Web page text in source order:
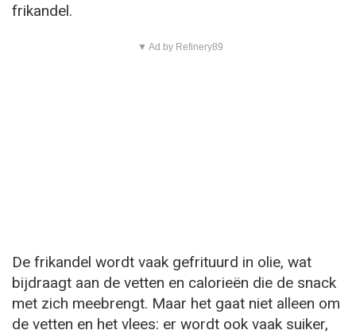
frikandel.
▼ Ad by Refinery89
De frikandel wordt vaak gefrituurd in olie, wat
bijdraagt aan de vetten en calorieën die de snack
met zich meebrengt. Maar het gaat niet alleen om
de vetten en het vlees: er wordt ook vaak suiker,